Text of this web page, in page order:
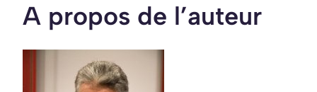
A propos de l’auteur